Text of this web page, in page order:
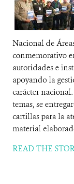
Nacional de
conmemorativo
autoridades e
apoyando la
carácter
temas, se
cartillas para la
material
READ THE